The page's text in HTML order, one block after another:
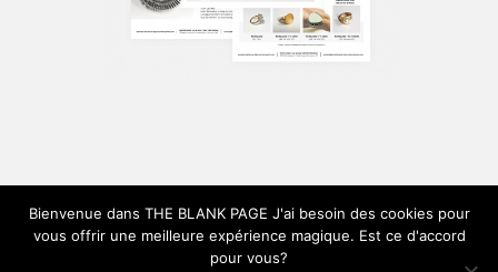
Bienvenue dans THE BLANK PAGE J'ai besoin des cookies pour
vous offrir une meilleure expérience magique. Est ce d'accord
pour vous?